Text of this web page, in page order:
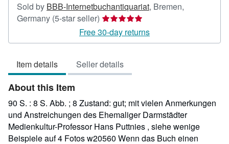
Sold by BBB-Internetbuchantiquariat, Bremen,
Germany (5-star seller) Seller
rating
5
of
5
Free 30-day returns
Item details Seller details
About this Item
90 S. : 8 S. Abb. ; 8 Zustand: gut; mit vielen Anmerkungen
und Anstreichungen des Ehemaliger Darmstädter
Medienkultur-Professor Hans Puttnies , siehe wenige
Beispiele auf 4 Fotos w20560 Wenn das Buch einen